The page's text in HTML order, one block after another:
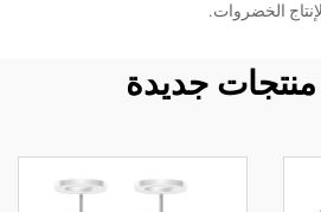
لإنتاج الخضروات.
منتجات جديدة